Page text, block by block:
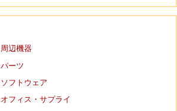
周辺機器
パーツ
ソフトウェア
オフィス・サプライ